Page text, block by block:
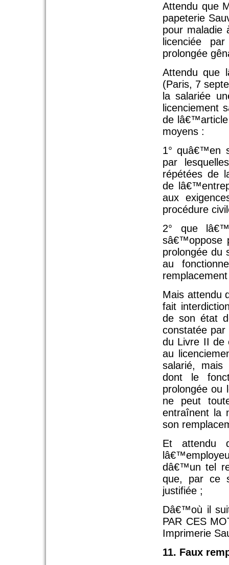
Attendu que
papeterie
pour
licen­ciée
prolongée
Attendu que
(Paris, 7
la salariée
licenciement
de lâ€™article
moyens :
1° quâ€™en
par
répétées de
de
aux
procédure
2° que
sâ€™oppose
prolongée du
au
Mais attendu
fait
de son état
constatée
du Livre II de
au
salarié,
dont le
prolongée ou
ne peut
entraînent la
son
Et attendu
dâ€™un tel
que, par ce
justifiée ;
Dâ€™où il
PAR CES
Imprimerie
11. Faux